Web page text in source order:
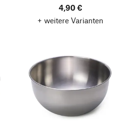
4,90 €
+ weitere Varianten